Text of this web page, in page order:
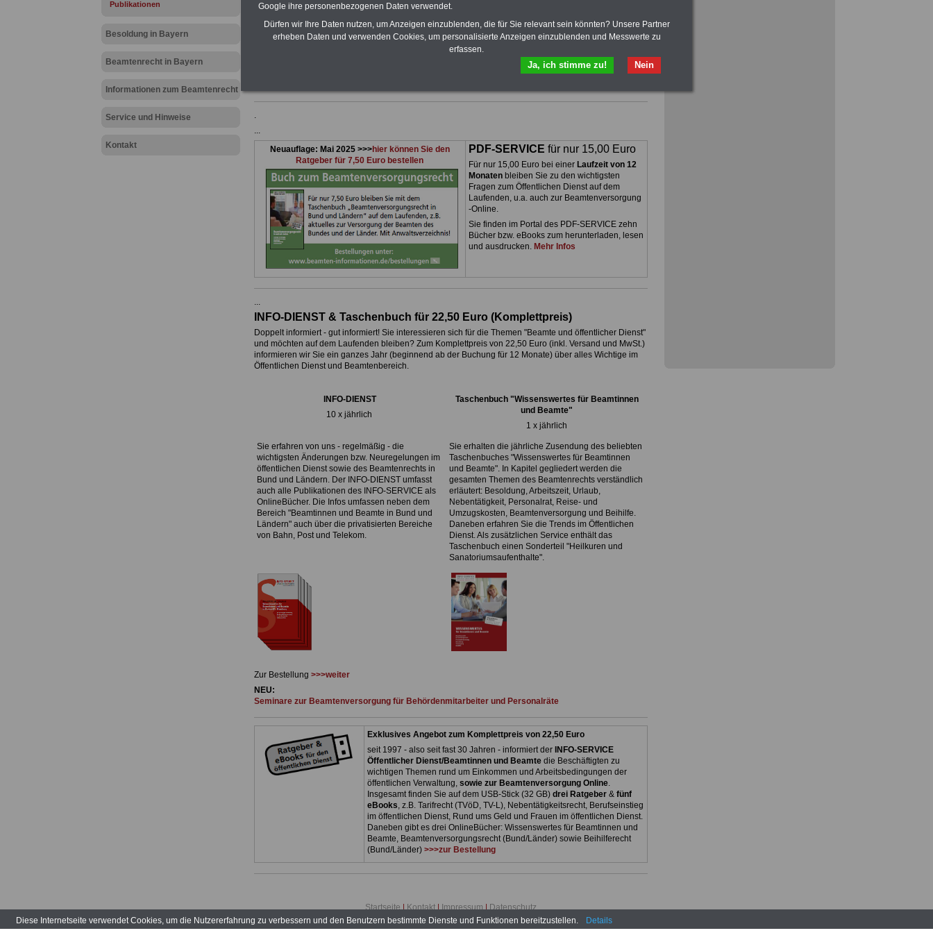
Publikationen
Besoldung in Bayern
Beamtenrecht in Bayern
Informationen zum Beamtenrecht
Service und Hinweise
Kontakt
Geld, Tarifrecht, Beamtenversorgung, Beihilfe,
Berufseinstieg im öffentlichen Dienst).
Daneben bieten wir Mustervorlagen für den
Schriftwechsel mit der Behördenleitung, z.B. bei
.
...
Neuauflage: Mai 2025 >>>hier können Sie den
Ratgeber für 7,50 Euro bestellen
PDF-SERVICE für nur 15,00 Euro
Für nur 15,00 Euro bei einer Laufzeit von 12
Monatenbleiben Sie zu den wichtigsten
Fragen zum Öffentlichen Dienst auf dem
Laufenden, u.a. auch zur Beamtenversorgung
-Online.
Sie finden im Portal des PDF-SERVICE zehn
Bücher bzw. eBooks zum herunterladen, lesen
und ausdrucken. Mehr Infos
...
INFO-DIENST & Taschenbuch für 22,50 Euro (Komplettpreis)
Doppelt informiert - gut informiert! Sie interessieren sich für die Themen "Beamte und öffentlicher Dienst"
und möchten auf dem Laufenden bleiben? Zum Komplettpreis von 22,50 Euro (inkl. Versand und MwSt.)
informieren wir Sie ein ganzes Jahr (beginnend ab der Buchung für 12 Monate) über alles Wichtige im
Öffentlichen Dienst und Beamtenbereich.
INFO-DIENST
10 x jährlich
Taschenbuch "Wissenswertes für Beamtinnen
und Beamte"
1 x jährlich
Sie erfahren von uns - regelmäßig - die
wichtigsten Änderungen bzw. Neuregelungen im
öffentlichen Dienst sowie des Beamtenrechts in
Bund und Ländern. Der INFO-DIENST umfasst
auch alle Publikationen des INFO-SERVICE als
OnlineBücher. Die Infos umfassen neben dem
Bereich "Beamtinnen und Beamte in Bund und
Ländern" auch über die privatisierten Bereiche
von Bahn, Post und Telekom.
Sie erhalten die jährliche Zusendung des beliebten
Taschenbuches "Wissenswertes für Beamtinnen
und Beamte". In Kapitel gegliedert werden die
gesamten Themen des Beamtenrechts verständlich
erläutert: Besoldung, Arbeitszeit, Urlaub,
Nebentätigkeit, Personalrat, Reise- und
Umzugskosten, Beamtenversorgung und Beihilfe.
Daneben erfahren Sie die Trends im Öffentlichen
Dienst. Als zusätzlichen Service enthält das
Taschenbuch einen Sonderteil "Heilkuren und
Sanatoriumsaufenthalte".
Zur Bestellung >>>weiter
NEU:
Seminare zur Beamtenversorgung für Behördenmitarbeiter und Personalräte
Exklusives Angebot zum Komplettpreis von 22,50 Euro
seit 1997 - also seit fast 30 Jahren - informiert der INFO-SERVICE
Öffentlicher Dienst/Beamtinnen und Beamtedie Beschäftigten zu
wichtigen Themen rund um Einkommen und Arbeitsbedingungen der
öffentlichen Verwaltung,sowie zur Beamtenversorgung Online.
Insgesamt finden Sie auf dem USB-Stick (32 GB) drei Ratgeber& fünf
eBooks, z.B. Tarifrecht (TVöD, TV-L), Nebentätigkeitsrecht, Berufseinstieg
im öffentlichen Dienst, Rund ums Geld und Frauen im öffentlichen Dienst.
Daneben gibt es drei OnlineBücher: Wissenswertes für Beamtinnen und
Beamte, Beamtenversorgungsrecht (Bund/Länder) sowie Beihilferecht
(Bund/Länder) >>>zur Bestellung
Startseite | Kontakt | Impressum | Datenschutz
www.besoldung-bayern.de © 2026
Google ihre personenbezogenen Daten verwendet.
Dürfen wir Ihre Daten nutzen, um Anzeigen einzublenden, die für Sie relevant sein könnten? Unsere Partner
erheben Daten und verwenden Cookies, um personalisierte Anzeigen einzublenden und Messwerte zu
erfassen.
Nein
Ja, ich stimme zu!
Diese Internetseite verwendet Cookies, um die Nutzererfahrung zu verbessern und den Benutzern bestimmte Dienste und Funktionen bereitzustellen. Details